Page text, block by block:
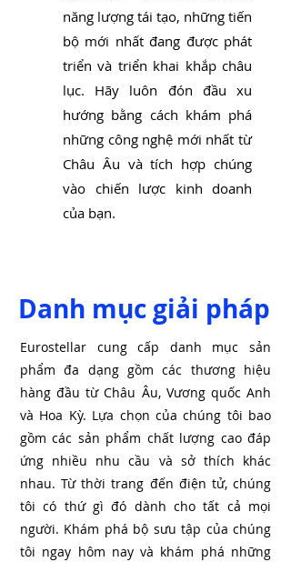
năng lượng tái tạo, những tiến
bộ mới nhất đang được phát
triển và triển khai khắp châu
lục. Hãy luôn đón đầu xu
hướng bằng cách khám phá
những công nghệ mới nhất từ
Châu Âu và tích hợp chúng
vào chiến lược kinh doanh
của bạn.
Danh mục giải pháp
Eurostellar cung cấp danh mục sản
phẩm đa dạng gồm các thương hiệu
hàng đầu từ Châu Âu, Vương quốc Anh
và Hoa Kỳ. Lựa chọn của chúng tôi bao
gồm các sản phẩm chất lượng cao đáp
ứng nhiều nhu cầu và sở thích khác
nhau. Từ thời trang đến điện tử, chúng
tôi có thứ gì đó dành cho tất cả mọi
người. Khám phá bộ sưu tập của chúng
tôi ngay hôm nay và khám phá những